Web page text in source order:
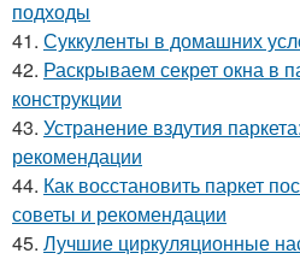
подходы
41. Суккуленты в домашних
42. Раскрываем секрет окна в
конструкции
43. Устранение вздутия
рекомендации
44. Как восстановить паркет
советы и рекомендации
45. Лучшие циркуляционные